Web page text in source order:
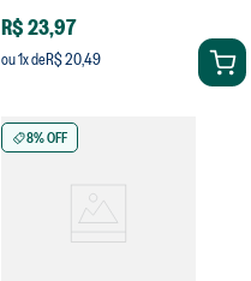
R$ 23,97
ou1x deR$ 20,49
8% OFF